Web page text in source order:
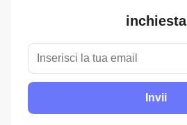
inchiesta
Invii